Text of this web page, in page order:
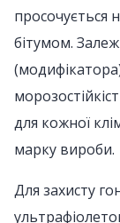
просочується
бітумом.
для кожної
марку вироби.
Для захисту